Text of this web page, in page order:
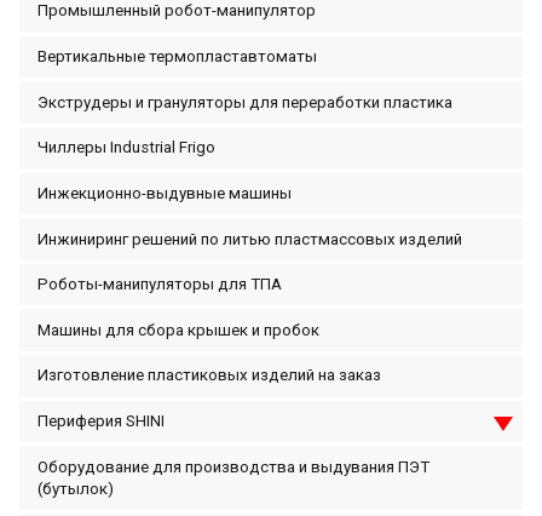
Промышленный робот-манипулятор
Вертикальные термопластавтоматы
Экструдеры и грануляторы для переработки пластика
Чиллеры Industrial Frigo
Инжекционно-выдувные машины
Инжиниринг решений по литью пластмассовых изделий
Роботы-манипуляторы для ТПА
Машины для сбора крышек и пробок
Изготовление пластиковых изделий на заказ
Периферия SHINI
Оборудование для производства и выдувания ПЭТ
(бутылок)